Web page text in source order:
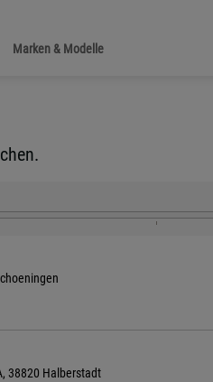
Marken & Modelle
38820 Halberstadt